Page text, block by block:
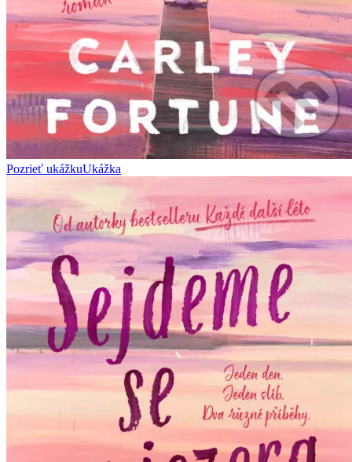
Pozrieť ukážkuUkážka